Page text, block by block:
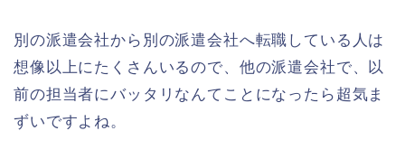
別の派遣会社から別の派遣会社へ転職している人は
想像以上にたくさんいるので、他の派遣会社で、以
前の担当者にバッタリなんてことになったら超気ま
ずいですよね。